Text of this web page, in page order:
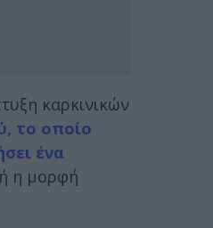
καρκινικών
το οποίο
ένα
η μορφή